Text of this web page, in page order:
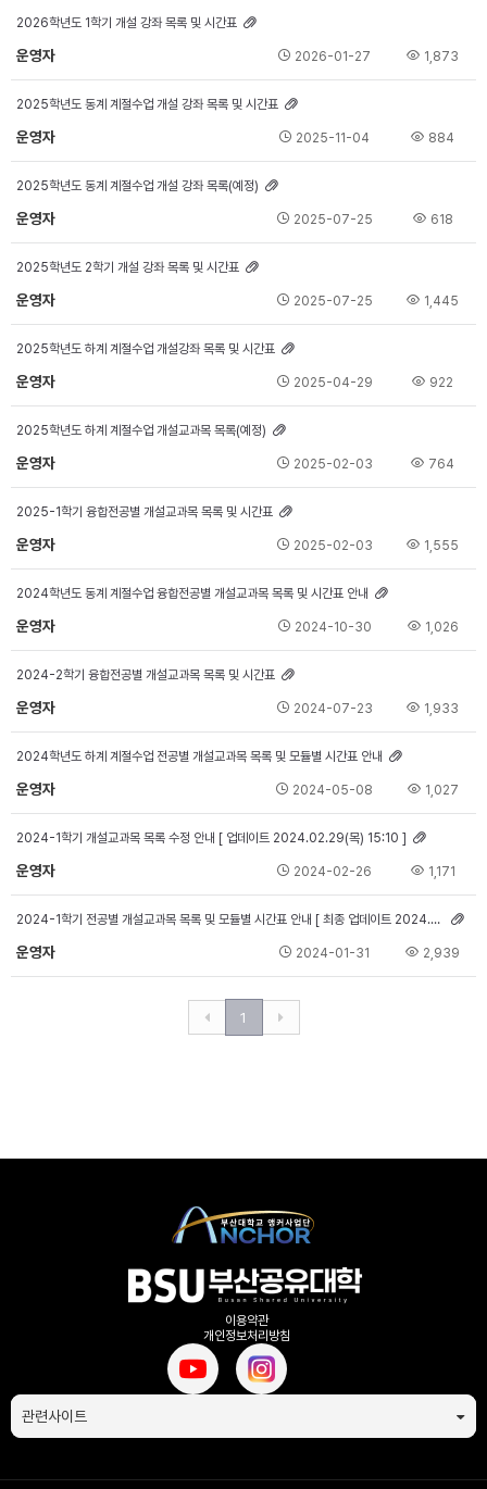
2026학년도 1학기 개설 강좌 목록 및 시간표
운영자 2026-01-27 1,873
2025학년도 동계 계절수업 개설 강좌 목록 및 시간표
운영자 2025-11-04 884
2025학년도 동계 계절수업 개설 강좌 목록(예정)
운영자 2025-07-25 618
2025학년도 2학기 개설 강좌 목록 및 시간표
운영자 2025-07-25 1,445
2025학년도 하계 계절수업 개설강좌 목록 및 시간표
운영자 2025-04-29 922
2025학년도 하계 계절수업 개설교과목 목록(예정)
운영자 2025-02-03 764
2025-1학기 융합전공별 개설교과목 목록 및 시간표
운영자 2025-02-03 1,555
2024학년도 동계 계절수업 융합전공별 개설교과목 목록 및 시간표 안내
운영자 2024-10-30 1,026
2024-2학기 융합전공별 개설교과목 목록 및 시간표
운영자 2024-07-23 1,933
2024학년도 하계 계절수업 전공별 개설교과목 목록 및 모듈별 시간표 안내
운영자 2024-05-08 1,027
2024-1학기 개설교과목 목록 수정 안내 [ 업데이트 2024.02.29(목) 15:10 ]
운영자 2024-02-26 1,171
2024-1학기 전공별 개설교과목 목록 및 모듈별 시간표 안내 [ 최종 업데이트 2024.02.01(목) 17:50 ]
운영자 2024-01-31 2,939
1
이용약관
개인정보처리방침
관련사이트